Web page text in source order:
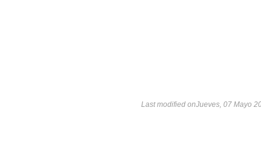
Last modified onJueves, 07 Mayo